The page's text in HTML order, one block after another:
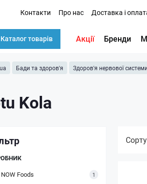
Контакти Про нас Доставка і
Каталог товарів Акції Бренди
Бади та здоров'я Здоров'я нервової системи
Kola
NOW Foods
1